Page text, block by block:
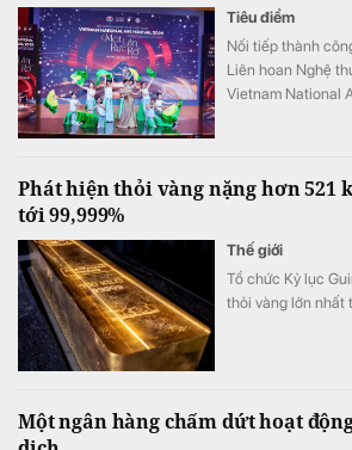
Tiêu điểm
Nối tiếp thành
Liên hoan Nghệ
Vietnam National
Phát hiện thỏi vàng nặng hơn 521
tới 99,999%
Thế giới
Tổ chức Kỷ lục
thỏi vàng lớn nhất
Một ngân hàng chấm dứt hoạt